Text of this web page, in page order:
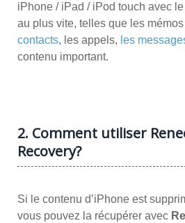
iPhone / iPad / iPod touch avec
au plus vite, telles que les
contacts, les appels, les
contenu important.
2. Comment utiliser
Recovery?
Si le contenu d’iPhone est
vous pouvez la récupérer avec